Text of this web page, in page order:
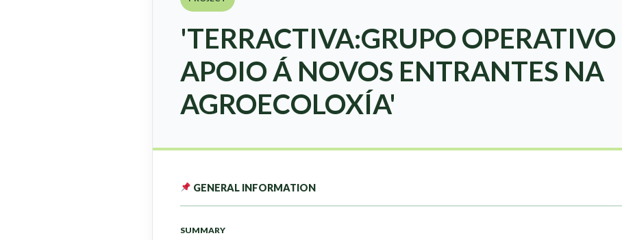
'TERRACTIVA:GRUPO OPERATIVO
APOIO Á NOVOS ENTRANTES NA
AGROECOLOXÍA'
GENERAL INFORMATION
SUMMARY